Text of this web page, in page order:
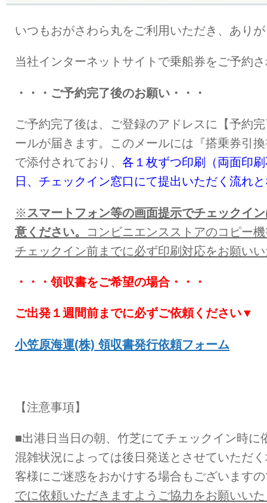
いつもおがさわら丸をご利用いただき、あり
当社インターネットサイトで乗船券をご予約
・・・ご予約完了後のお願い・・・
ご予約完了後は、ご登録のアドレスに【予約
ールが届きます。このメールには『搭乗券引
で添付されており、 各１枚ずつ印刷（両面印
日、チェックイン窓口にて提出いただく流れ
※ スマートフォン等の画面提示でチェックイ
意ください。
コンビニエンスストアのコピー
チェックイン前までに必ず印刷対応をお願い
・・・領収書をご希望の場合・・・
ご出発１週間前までに必ずご依頼ください▼
小笠原海運(株) 領収書発行依頼フォーム
【注意事項】
■出港日当日の朝、竹芝にてチェックイン時に
混雑状況によっては後日発送とさせていただ
客様にご迷惑をおかけする場合もございます
でに依頼いただきますようご協力をお願いい